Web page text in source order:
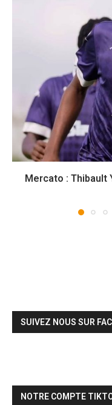
Mercato : Thibault
SUIVEZ NOUS SUR
NOTRE COMPTE